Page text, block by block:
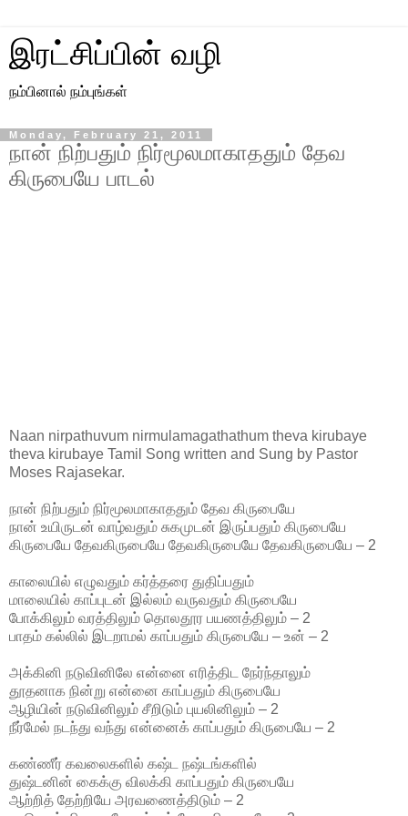
இரட்சிப்பின் வழி
நம்பினால் நம்புங்கள்
Monday, February 21, 2011
நான் நிற்பதும் நிர்மூலமாகாததும் தேவ
கிருபையே பாடல்
Naan nirpathuvum nirmulamagathathum theva kirubaye
theva kirubaye Tamil Song written and Sung by Pastor
Moses Rajasekar.
நான் நிற்பதும் நிர்மூலமாகாததும் தேவ கிருபையே
நான் உயிருடன் வாழ்வதும் சுகமுடன் இருப்பதும் கிருபையே
கிருபையே தேவகிருபையே தேவகிருபையே தேவகிருபையே – 2
காலையில் எழுவதும் கர்த்தரை துதிப்பதும்
மாலையில் காப்புடன் இல்லம் வருவதும் கிருபையே
போக்கிலும் வரத்திலும் தொலதூர பயணத்திலும் – 2
பாதம் கல்லில் இடறாமல் காப்பதும் கிருபையே – உன் – 2
அக்கினி நடுவினிலே என்னை எரித்திட நேர்ந்தாலும்
தூதனாக நின்று என்னை காப்பதும் கிருபையே
ஆழியின் நடுவினிலும் சீறிடும் புயலினிலும் – 2
நீர்மேல் நடந்து வந்து என்னைக் காப்பதும் கிருபையே – 2
கண்ணீர் கவலைகளில் கஷ்ட நஷ்டங்களில்
துஷ்டனின் கைக்கு விலக்கி காப்பதும் கிருபையே
ஆற்றித் தேற்றியே அரவணைத்திடும் – 2